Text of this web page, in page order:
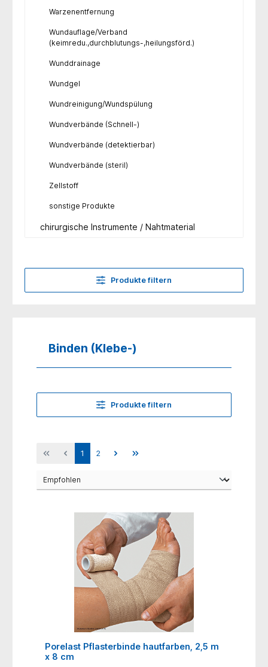
Warzenentfernung
Wundauflage/Verband
(keimredu.,durchblutungs-,heilungsförd.)
Wunddrainage
Wundgel
Wundreinigung/Wundspülung
Wundverbände (Schnell-)
Wundverbände (detektierbar)
Wundverbände (steril)
Zellstoff
sonstige Produkte
chirurgische Instrumente / Nahtmaterial
Produkte filtern
Binden (Klebe-)
Produkte filtern
1 2
Porelast Pflasterbinde hautfarben, 2,5 m
x 8 cm